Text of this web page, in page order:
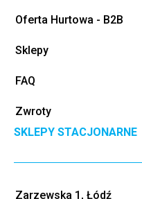
Oferta Hurtowa - B2B
Sklepy
FAQ
Zwroty
SKLEPY STACJONARNE
Zarzewska 1, Łódź